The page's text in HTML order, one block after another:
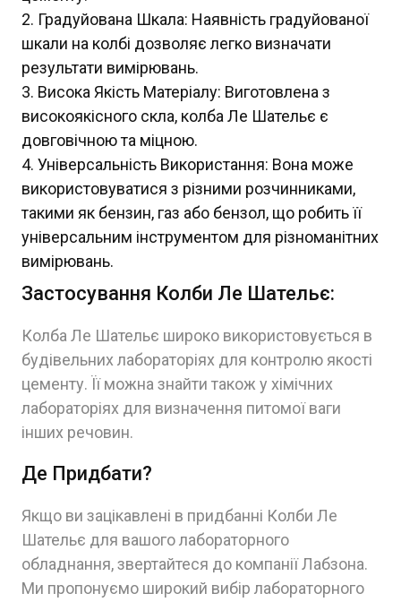
Градуйована Шкала: Наявність градуйованої
шкали на колбі дозволяє легко визначати
результати вимірювань.
Висока Якість Матеріалу: Виготовлена з
високоякісного скла, колба Ле Шательє є
довговічною та міцною.
Універсальність Використання: Вона може
використовуватися з різними розчинниками,
такими як бензин, газ або бензол, що робить її
універсальним інструментом для різноманітних
вимірювань.
Застосування Колби Ле Шательє:
Колба Ле Шательє широко використовується в
будівельних лабораторіях для контролю якості
цементу. Її можна знайти також у хімічних
лабораторіях для визначення питомої ваги
інших речовин.
Де Придбати?
Якщо ви зацікавлені в придбанні Колби Ле
Шательє для вашого лабораторного
обладнання, звертайтеся до компанії Лабзона.
Ми пропонуємо широкий вибір лабораторного